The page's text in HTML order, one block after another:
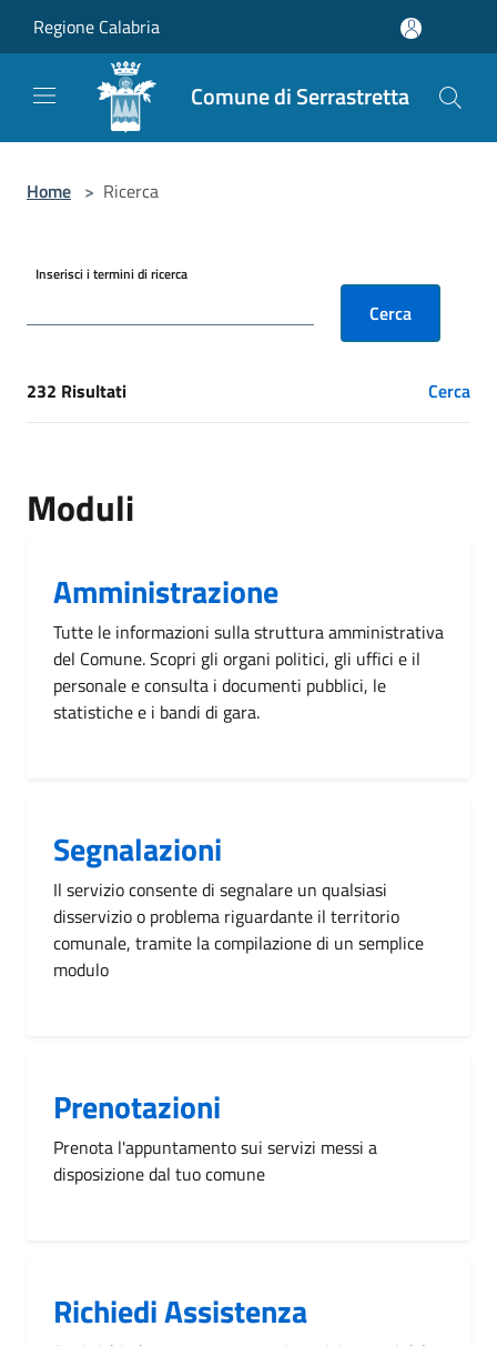
Regione Calabria
Comune di Serrastretta
Home > Ricerca
Inserisci i termini di ricerca
Cerca
[results] Risultati
232 Risultati Cerca
Moduli
Amministrazione
Tutte le informazioni sulla struttura amministrativa
del Comune. Scopri gli organi politici, gli uffici e il
personale e consulta i documenti pubblici, le
statistiche e i bandi di gara.
Segnalazioni
Il servizio consente di segnalare un qualsiasi
disservizio o problema riguardante il territorio
comunale, tramite la compilazione di un semplice
modulo
Prenotazioni
Prenota l'appuntamento sui servizi messi a
disposizione dal tuo comune
Richiedi Assistenza